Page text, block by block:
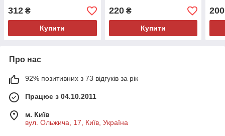
312 ₴
Купити
220₴
Купити
200
Про нас
92% позитивних з 73 відгуків за рік
Працює з 04.10.2011
м. Київ
вул. Ольжича, 17, Київ, Україна